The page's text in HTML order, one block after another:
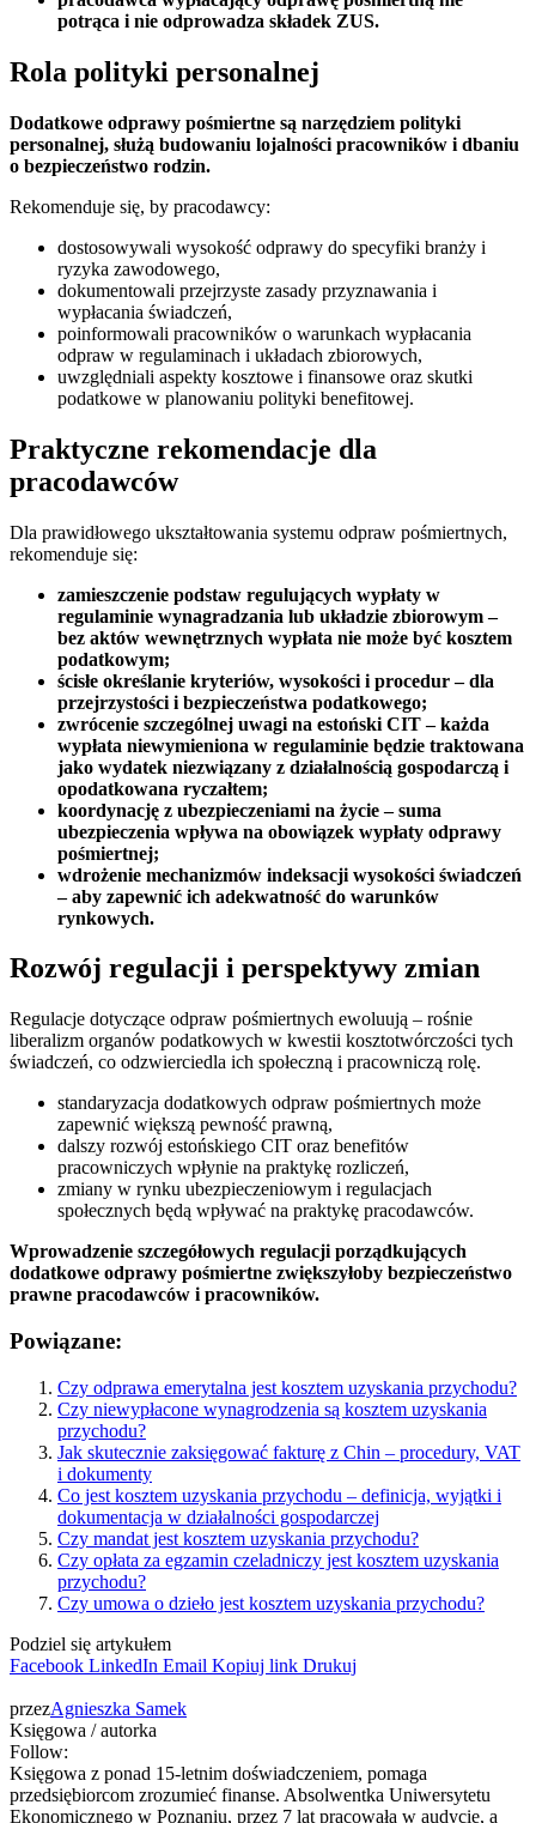
potrąca i nie odprowadza składek ZUS.
Rola polityki personalnej
Dodatkowe odprawy pośmiertne są narzędziem polityki
personalnej, służą budowaniu lojalności pracowników i dbaniu
o bezpieczeństwo rodzin.
Rekomenduje się, by pracodawcy:
dostosowywali wysokość odprawy do specyfiki branży i
ryzyka zawodowego,
dokumentowali przejrzyste zasady przyznawania i
wypłacania świadczeń,
poinformowali pracowników o warunkach wypłacania
odpraw w regulaminach i układach zbiorowych,
uwzględniali aspekty kosztowe i finansowe oraz skutki
podatkowe w planowaniu polityki benefitowej.
Praktyczne rekomendacje dla
pracodawców
Dla prawidłowego ukształtowania systemu odpraw pośmiertnych,
rekomenduje się:
zamieszczenie podstaw regulujących wypłaty w
regulaminie wynagradzania lub układzie zbiorowym –
bez aktów wewnętrznych wypłata nie może być kosztem
podatkowym;
ścisłe określanie kryteriów, wysokości i procedur – dla
przejrzystości i bezpieczeństwa podatkowego;
zwrócenie szczególnej uwagi na estoński CIT – każda
wypłata niewymieniona w regulaminie będzie traktowana
jako wydatek niezwiązany z działalnością gospodarczą i
opodatkowana ryczałtem;
koordynację z ubezpieczeniami na życie – suma
ubezpieczenia wpływa na obowiązek wypłaty odprawy
pośmiertnej;
wdrożenie mechanizmów indeksacji wysokości świadczeń
– aby zapewnić ich adekwatność do warunków
rynkowych.
Rozwój regulacji i perspektywy zmian
Regulacje dotyczące odpraw pośmiertnych ewoluują – rośnie
liberalizm organów podatkowych w kwestii kosztotwórczości tych
świadczeń, co odzwierciedla ich społeczną i pracowniczą rolę.
standaryzacja dodatkowych odpraw pośmiertnych może
zapewnić większą pewność prawną,
dalszy rozwój estońskiego CIT oraz benefitów
pracowniczych wpłynie na praktykę rozliczeń,
zmiany w rynku ubezpieczeniowym i regulacjach
społecznych będą wpływać na praktykę pracodawców.
Wprowadzenie szczegółowych regulacji porządkujących
dodatkowe odprawy pośmiertne zwiększyłoby bezpieczeństwo
prawne pracodawców i pracowników.
Powiązane:
Czy odprawa emerytalna jest kosztem uzyskania przychodu?
Czy niewypłacone wynagrodzenia są kosztem uzyskania
przychodu?
Jak skutecznie zaksięgować fakturę z Chin – procedury, VAT
i dokumenty
Co jest kosztem uzyskania przychodu – definicja, wyjątki i
dokumentacja w działalności gospodarczej
Czy mandat jest kosztem uzyskania przychodu?
Czy opłata za egzamin czeladniczy jest kosztem uzyskania
przychodu?
Czy umowa o dzieło jest kosztem uzyskania przychodu?
Podziel się artykułem
Facebook LinkedIn Email Kopiuj link Drukuj
przezAgnieszka Samek
Księgowa / autorka
Follow:
Księgowa z ponad 15-letnim doświadczeniem, pomaga
przedsiębiorcom zrozumieć finanse. Absolwentka Uniwersytetu
Ekonomicznego w Poznaniu, przez 7 lat pracowała w audycie, a